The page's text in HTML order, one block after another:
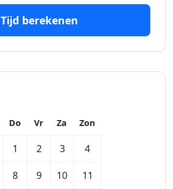
Tijd berekenen
Do Vr Za Zon
1 2 3 4
8 9 10 11